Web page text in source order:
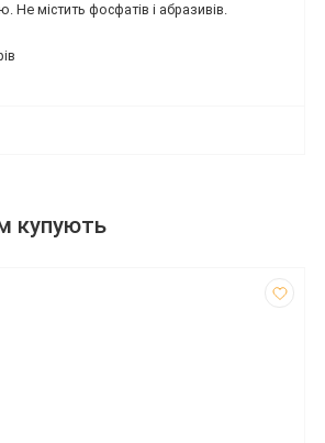
Не містить фосфатів і абразивів.
купують